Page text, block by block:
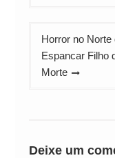
Horror no
Espancar Filho
Morte
Deixe um